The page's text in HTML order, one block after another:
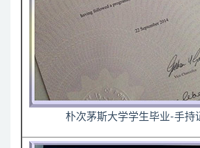
朴次茅斯大学学生毕业-手持